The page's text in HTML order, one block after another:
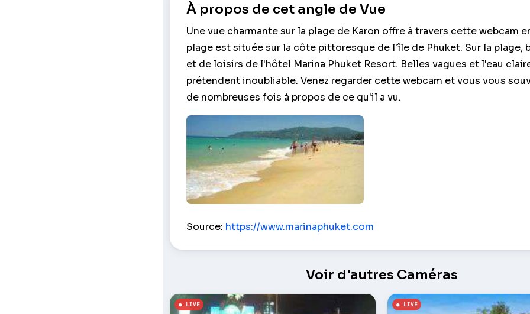
À propos de cet angle de Vue
Une vue charmante sur la plage de Karon offre à travers cette webcam
plage est située sur la côte pittoresque de l'île de Phuket. Sur la plage,
et de loisirs de l'hôtel Marina Phuket Resort. Belles vagues et l'eau
prétendent inoubliable. Venez regarder cette webcam et vous vous
de nombreuses fois à propos de ce qu'il a vu.
Source: https://www.marinaphuket.com
Voir d'autres Caméras